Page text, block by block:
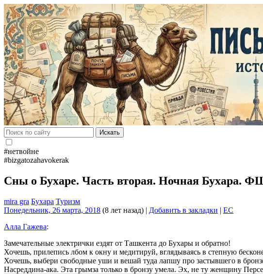
Искать
#нетвойне
#bizgatozahavokerak
Сны о Бухаре. Часть вторая. Ночная Бухара.
mira gra Бухара Туризм
Понедельник, 26 марта, 2018 (8 лет назад) | Добавить в закладки | EC
Алла Гажева:
Замечательные электрички ездят от Ташкента до Бухары и обратно!
Хочешь, прилепись лбом к окну и медитируй, вглядываясь в степную
Хочешь, выбери свободные уши и вешай туда лапшу про застывшего в
Насреддина-ака. Эта грымза только в бронзу умела. Эх, не ту женщину